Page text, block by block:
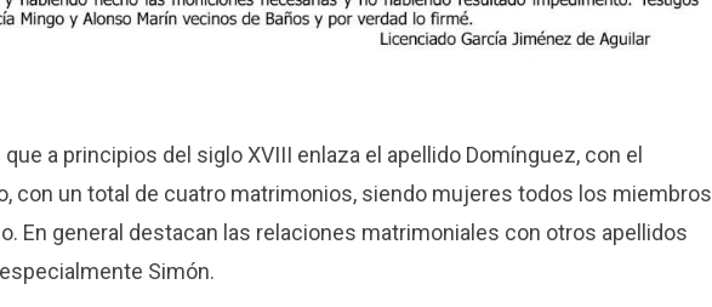
a principios del siglo XVIII enlaza el apellido Domínguez, con el
con un total de cuatro matrimonios, siendo mujeres todos los miembros
En general destacan las relaciones matrimoniales con otros apellidos
Simón.